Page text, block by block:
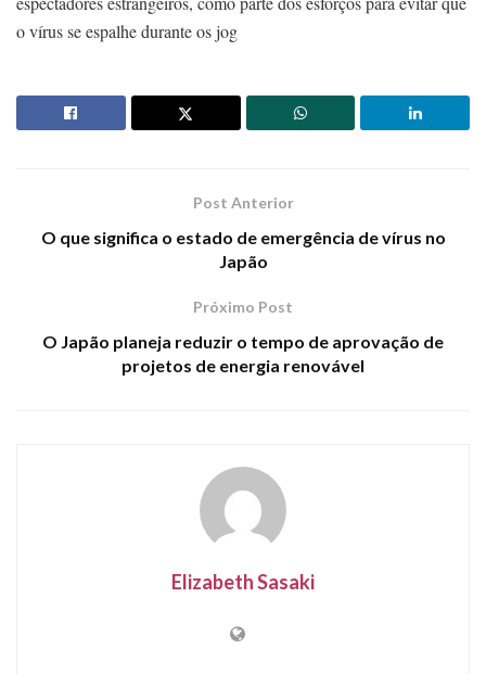
o vírus se espalhe durante os jog
Post Anterior
O que significa o estado de emergência de vírus no
Japão
Próximo Post
O Japão planeja reduzir o tempo de aprovação de
projetos de energia renovável
Elizabeth Sasaki